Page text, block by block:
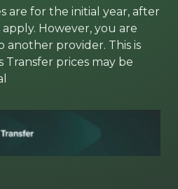
are for the initial year, after
However, you are
another provider. This is
prices may be